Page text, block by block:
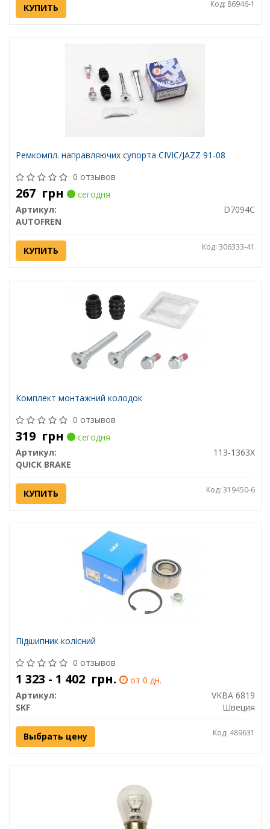
КУПИТЬ Код: 86946-1
Ремкомпл. направляючих супорта CIVIC/JAZZ 91-08
0 отзывов
267 грн
сегодня
Артикул:
D7094C
AUTOFREN
КУПИТЬ Код: 306333-41
Комплект монтажний колодок
0 отзывов
319 грн
сегодня
Артикул:
113-1363X
QUICK BRAKE
КУПИТЬ Код: 319450-6
Підшипник колісний
0 отзывов
1 323 - 1 402 грн.
от 0 дн.
Артикул:
VKBA 6819
SKF
Швеция
Выбрать цену Код: 489631